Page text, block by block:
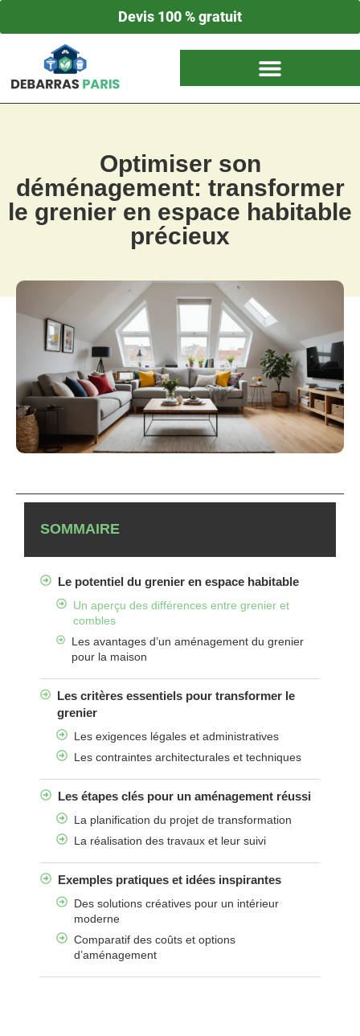
Devis 100 % gratuit
Optimiser son
déménagement: transformer
le grenier en espace habitable
précieux
SOMMAIRE
Le potentiel du grenier en espace habitable
Un aperçu des différences entre grenier et
combles
Les avantages d’un aménagement du grenier
pour la maison
Les critères essentiels pour transformer le
grenier
Les exigences légales et administratives
Les contraintes architecturales et techniques
Les étapes clés pour un aménagement réussi
La planification du projet de transformation
La réalisation des travaux et leur suivi
Exemples pratiques et idées inspirantes
Des solutions créatives pour un intérieur
moderne
Comparatif des coûts et options
d’aménagement